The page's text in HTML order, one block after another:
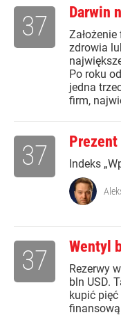
Darwin
zdrowia
Po roku
jedna
firm,
37
Indeks
37
Wentyl
Rezerwy
bln USD.
kupić
37